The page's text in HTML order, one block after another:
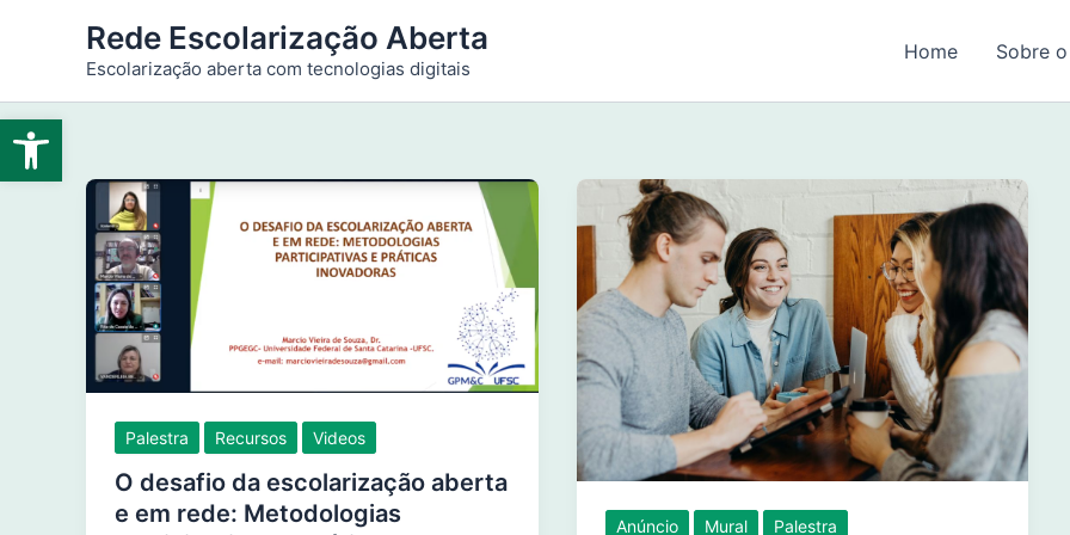
Abrir a barra de ferramentas
conteúdo
Rede Escolarização Aberta
Escolarização aberta com tecnologias digitais
Home Sobre
Palestra Recursos Videos
O desafio da escolarização aberta
e em rede: Metodologias
Anúncio Mural Palestra